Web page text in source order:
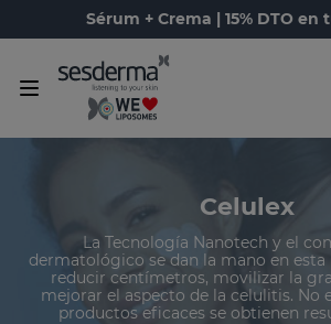
Sérum + Crema | 15% DTO en
Celulex
La Tecnología Nanotech y el
dermatológico se dan la mano en esta
reducir centímetros, movilizar la
mejorar el aspecto de la celulitis. No
productos eficaces se obtienen